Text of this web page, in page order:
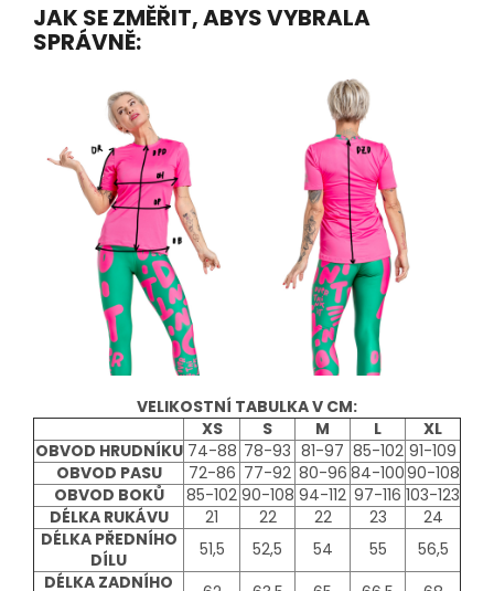
JAK SE ZMĚŘIT, ABYS VYBRALA
SPRÁVNĚ:
VELIKOSTNÍ TABULKA V CM:
XS
S M L
XL
OBVOD HRUDNÍKU 74-88 78-93 81-97 85-102 91-109
OBVOD PASU
72-86 77-92 80-96 84-10090-108
OBVOD BOKŮ
85-102 90-108 94-112 97-116 103-123
DÉLKA RUKÁVU
21 22 22 23
24
DÉLKA PŘEDNÍHO
DÍLU
51,5 52,5 54 55
56,5
DÉLKA ZADNÍHO